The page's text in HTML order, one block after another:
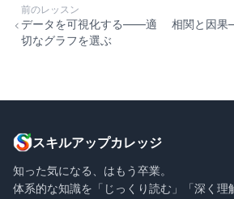
前のレッスン
データを可視化する——適
切なグラフを選ぶ
相関と因
スキルアップカレッジ
知った気になる、はもう卒業。
体系的な知識を「じっくり読む」「深く理